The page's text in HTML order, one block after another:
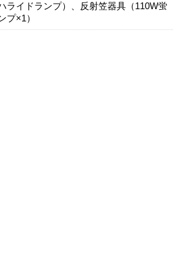
ライドランプ）、反射笠器具（110W蛍
プ×1）